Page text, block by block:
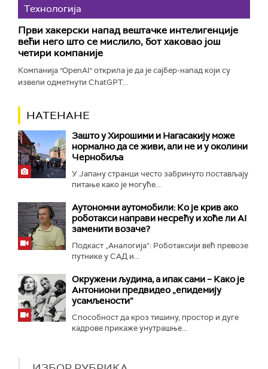
Технологијa
Први хакерски напад вештачке интелигенције
већи него што се мислило, бот хаковао још
четири компаније
Компанија "OpenAI" открила је да је сајбер-напад који су
извели одметнути ChatGPT...
НАТЕНАНЕ
Зашто у Хирошими и Нагасакију може
нормално да се живи, али не и у околини
Чернобиља
У Јапану странци често забринуто постављају
питање како је могуће...
Аутономни аутомобили: Ко је крив ако
роботакси направи несрећу и хоће ли AI
заменити возаче?
Подкаст „Аналогија“: Роботаксији већ превозе
путнике у САД и...
Окружени људима, а ипак сами – Како је
Антониони предвидео „епидемију
усамљености“
Способност да кроз тишину, простор и дуге
кадрове прикаже унутрашње...